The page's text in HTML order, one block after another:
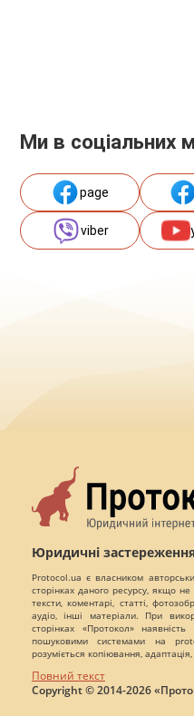
Ми в соціальних
page
viber
Юридичні
Protocol.ua є власником
сторінках даного ресурсу, якщо
тексти, коментарі, статті,
аудіо, інші матеріали. При
сторінках «Протокол» наявність
пошуковими системами на
розуміється копіювання,
Повний текст
Copyright © 2014-2026